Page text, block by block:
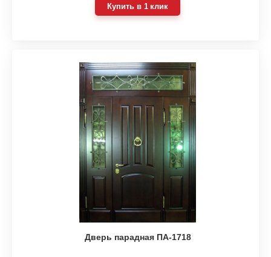
Купить в 1 клик
Дверь парадная ПА-1718